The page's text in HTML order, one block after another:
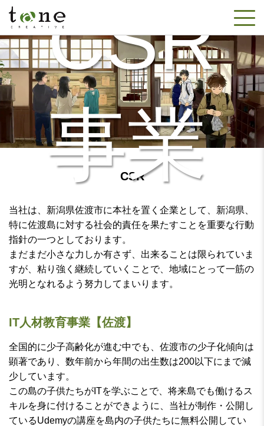
CSR
事業
CSR
当社は、新潟県佐渡市に本社を置く企業として、新潟県、
特に佐渡島に対する社会的責任を果たすことを重要な行動
指針の一つとしております。
まだまだ小さな力しか有さず、出来ることは限られていま
すが、粘り強く継続していくことで、地域にとって一筋の
光明となれるよう努力してまいります。
IT人材教育事業【佐渡】
全国的に少子高齢化が進む中でも、佐渡市の少子化傾向は
顕著であり、数年前から年間の出生数は200以下にまで減
少しています。
この島の子供たちがITを学ぶことで、将来島でも働けるス
キルを身に付けることができように、当社が制作・公開し
ているUdemyの講座を島内の子供たちに無料公開してい